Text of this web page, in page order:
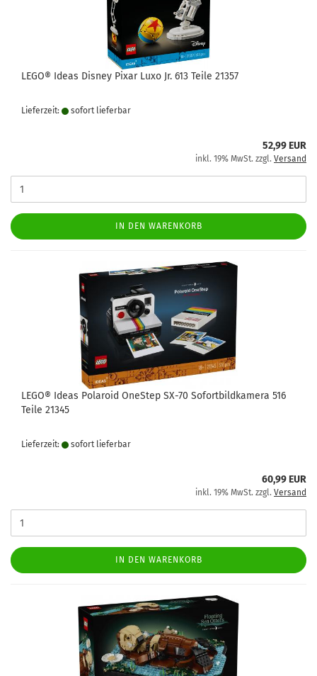
LEGO® Ideas Disney Pixar Luxo Jr. 613 Teile 21357
Lieferzeit: sofort lie­fer­bar
52,99 EUR
inkl. 19% MwSt. zzgl. Versand
IN DEN WARENKORB
LEGO® Ideas Polaroid OneStep SX-70 Sofortbildkamera 516
Teile 21345
Lieferzeit: sofort lie­fer­bar
60,99 EUR
inkl. 19% MwSt. zzgl. Versand
IN DEN WARENKORB